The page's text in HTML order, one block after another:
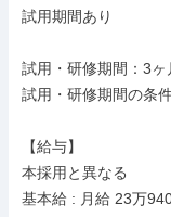
試用期間あり
試用・研修期間：3ヶ
試用・研修期間の条
【給与】
本採用と異なる
基本給 : 月給 23万